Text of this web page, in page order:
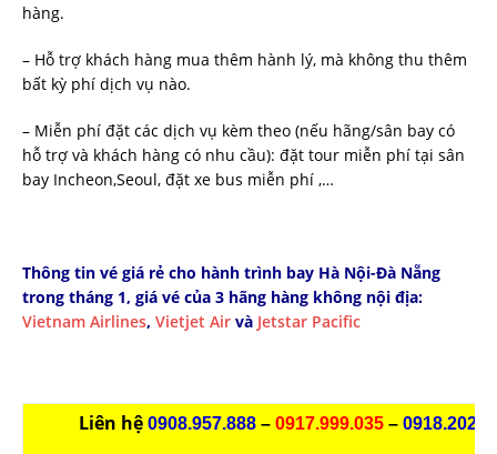
hàng.
– Hỗ trợ khách hàng mua thêm hành lý, mà không thu thêm
bất kỳ phí dịch vụ nào.
– Miễn phí đặt các dịch vụ kèm theo (nếu hãng/sân bay có
hỗ trợ và khách hàng có nhu cầu): đặt tour miễn phí tại sân
bay Incheon,Seoul, đặt xe bus miễn phí ,…
Thông tin vé giá rẻ cho hành trình bay Hà Nội-Đà Nẵng
trong tháng 1, giá vé của 3 hãng hàng không nội địa:
Vietnam Airlines, Vietjet Air và Jetstar Pacific
Liên hệ 0908.957.888 – 0917.999.035–